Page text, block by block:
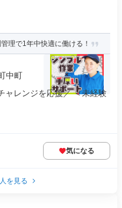
理で1年中快適に働ける！
中町
ャレンジを応援／ ＜未経験
気になる
を見る